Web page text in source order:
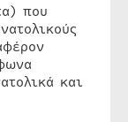
που
και